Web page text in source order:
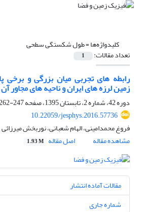
کلیدواژه‌ها =طول شکستگی سطحی
تعداد مقالات: 1
رابطه های تجربی میان بزرگی و برخی
زمین لرزه های ایران و ناحیه های مجاور آن
دوره 42، شماره 2، تابستان 1395، صفحه
247-262
10.22059/jesphys.2016.57736
فروغ محمدامینی، الهام شعبانی، نوربخش میرزائی
مشاهده مقاله
اصل مقاله 1.93 M
مقالات آماده انتشار
شماره جاری